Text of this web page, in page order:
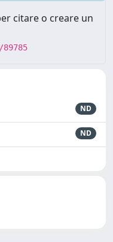
citare o creare un
ND
ND